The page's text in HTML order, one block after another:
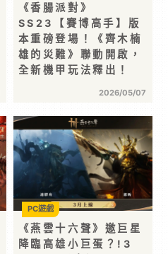
《香腸派對》
SS23【賽博高手】版
本重磅登場！《齊木楠
雄的災難》聯動開啟，
全新機甲玩法釋出！
2026/05/07
《燕雲十六聲》邀巨星
降臨高雄小巨蛋？!3
PC遊戲